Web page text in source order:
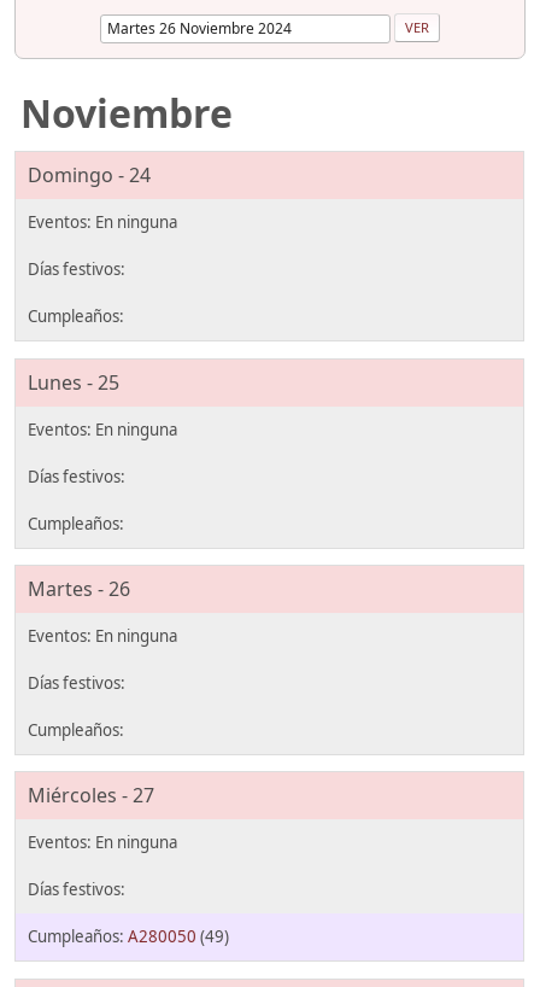
Noviembre
Domingo - 24
Lunes - 25
Martes - 26
Miércoles - 27
A280050 (49)